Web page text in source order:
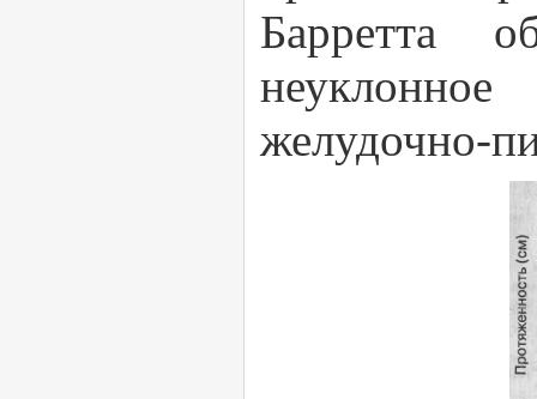
Барретта
неуклонное
желудочно-